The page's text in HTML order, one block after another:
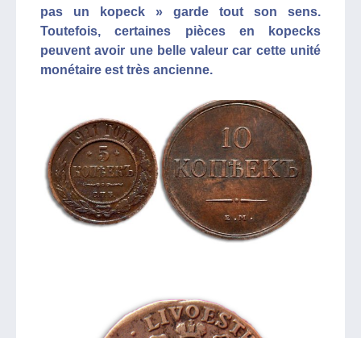
pas un kopeck » garde tout son sens.
Toutefois, certaines pièces en kopecks
peuvent avoir une belle valeur car cette unité
monétaire est très ancienne.